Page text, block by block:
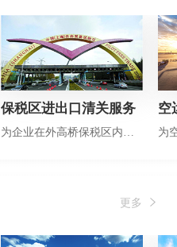
保税区进出口清关服务 空
更多